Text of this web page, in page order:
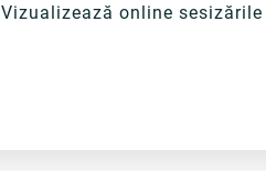
Vizualizează online sesizările